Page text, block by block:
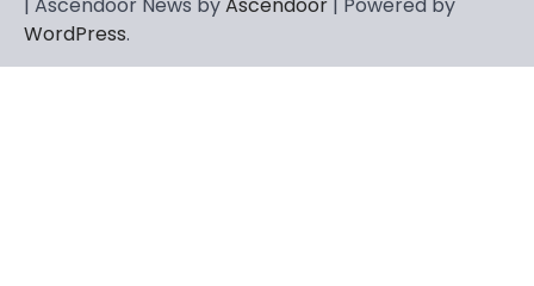
| Ascendoor News byAscendoor | Powered by
WordPress.